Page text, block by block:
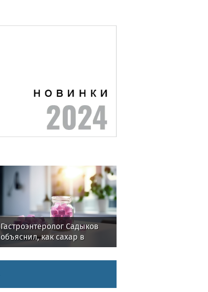
Гастроэнтеролог Садыков
объяснил, как сахар в
рационе ускоряет
изнашивание тканей